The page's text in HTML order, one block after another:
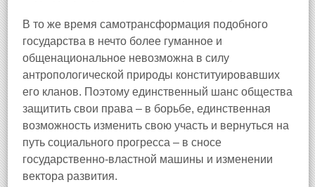
В то же время самотрансформация подобного
государства в нечто более гуманное и
общенациональное невозможна в силу
антропологической природы конституировавших
его кланов. Поэтому единственный шанс общества
защитить свои права – в борьбе, единственная
возможность изменить свою участь и вернуться на
путь социального прогресса – в сносе
государственно-властной машины и изменении
вектора развития.